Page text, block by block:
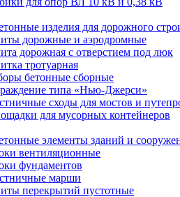
изделия для дорожного
дорожные и аэродромные
дорожная с отверстием под люк
тротуарная
бетонные сборные
типа «Нью-Джерси»
сходы для мостов и
для мусорных контейнеров
элементы зданий и
вентиляционные
фундаментов
марши
перекрытий пустотные